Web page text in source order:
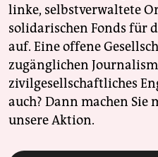
linke, selbstverwaltete
solidarischen Fonds für
auf. Eine offene
zugänglichen
zivilgesellschaftliches
auch? Dann machen
unsere Aktion.